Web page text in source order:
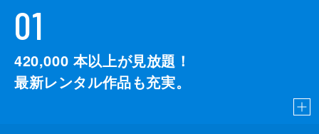
01
420,000 本以上が見放題！
最新レンタル作品も充実。